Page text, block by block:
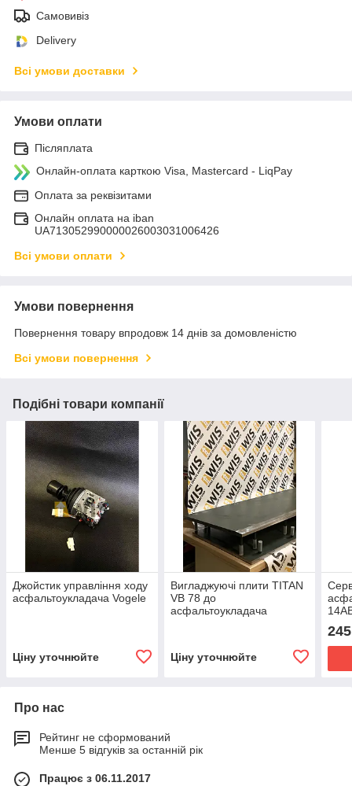
Самовивіз
Delivery
Всі умови доставки
Умови оплати
Післяплата
Онлайн-оплата карткою Visa, Mastercard - LiqPay
Оплата за реквізитами
Онлайн оплата на iban
UA713052990000026003031006426
Всі умови оплати
Умови повернення
Повернення товару впродовж 14 днів за домовленістю
Всі умови повернення
Подібні товари компанії
Джойстик управління ходу
асфальтоукладача Vogele
Ціну уточнюйте
Вигладжуючі плити TITAN
VB 78 до
асфальтоукладача
Ціну уточнюйте
Про нас
Рейтинг не сформований
Менше 5 відгуків за останній рік
Працює з 06.11.2017